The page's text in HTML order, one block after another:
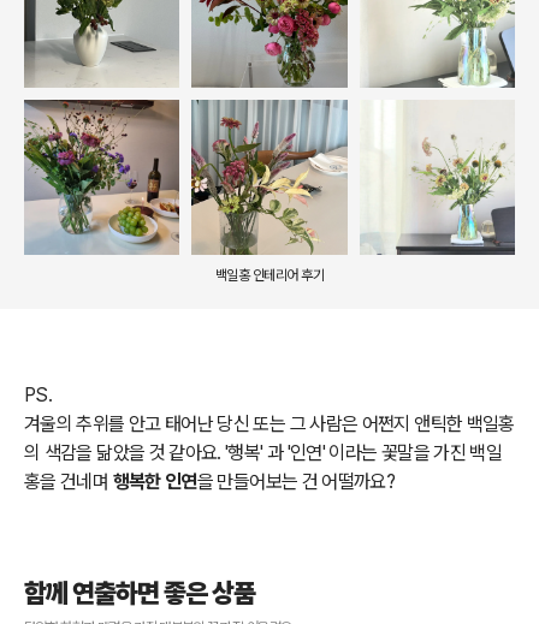
백일홍 인테리어 후기
PS.
겨울의 추위를 안고 태어난 당신 또는 그 사람은 어쩐지 앤틱한 백일홍
의 색감을 닮았을 것 같아요. '행복' 과 '인연' 이라는 꽃말을 가진 백일
홍을 건네며 행복한 인연을 만들어보는 건 어떨까요?
함께 연출하면 좋은 상품